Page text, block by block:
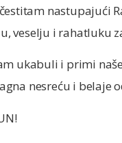
nastupajući
veselju i rahatluku
ukabuli i primi
nesreću i belaje